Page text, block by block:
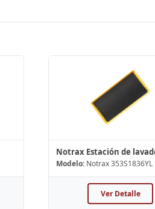
Modelo:Notrax 353S1836YL
Ver Detalle